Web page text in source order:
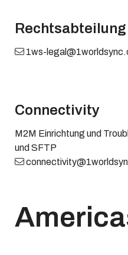
Rechtsabteilung
1ws-
Connectivity
M2M Einrichtung und
und SFTP